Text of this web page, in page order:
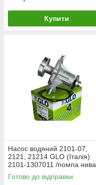
Купити
Насос водяний 2101-07,
2121, 21214 GLO (Італія)
2101-1307011 /помпа нива
тайга/ 2103, 2104, 2105,
2106, 2107
Готово до відправки